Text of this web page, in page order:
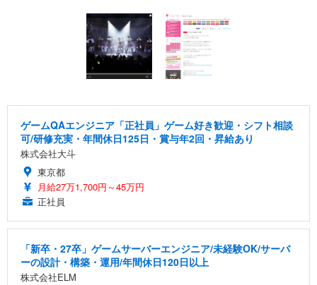
ゲームQAエンジニア「正社員」ゲーム好き歓迎・シフト相談
可/研修充実・年間休日125日・賞与年2回・昇給あり
株式会社大斗
東京都
月給27万1,700円～45万円
正社員
「新卒・27卒」ゲームサーバーエンジニア/未経験OK/サーバ
ーの設計・構築・運用/年間休日120日以上
株式会社ELM